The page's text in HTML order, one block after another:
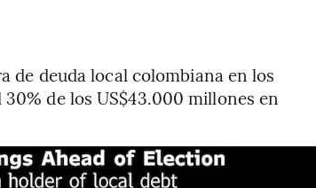
de deuda local colombiana en los
de los US$43.000 millones en